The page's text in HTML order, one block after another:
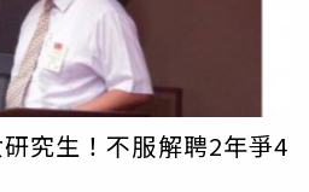
被Ａ走才會提告，從相關事證可
因為林姓女子感到委屈就說馬姓
證自己沒有侵占公司筆電的動
網購ASUS Vivobook X515EP
票，不過法官認為這只能證明林
筆電，無法判斷她是否拿了馬姓
》修法，並將重心放在校園安全
各班教室設置緊急求救按鈕，建
系統。談起提出這項建議的原
當年事發時，同樓層沒有任何老
園擁有更完善的緊急求援設備，
時間。他認為，校園安全不能只
究生！不服解聘2年爭4